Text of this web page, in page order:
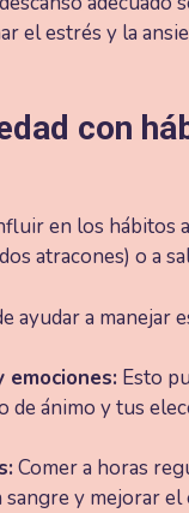
el estrés y la
con
en los hábitos
atracones) o a
ayudar a manejar
Esto
de ánimo y tus
Comer a horas
y mejorar el